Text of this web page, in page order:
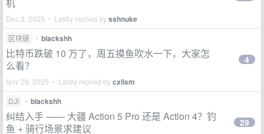
Dec 3, 2025 • Lastly replied bysshnuke
区块链 • blackshh
比特币跌破 10 万了，周五摸鱼吹水一下，大家怎
么看？
Nov 29, 2025 • Lastly replied bycxlism
4
DJI • blackshh
纠结入手 —— 大疆 Action 5 Pro 还是 Action 4？钓
鱼 + 骑行场景求建议
29